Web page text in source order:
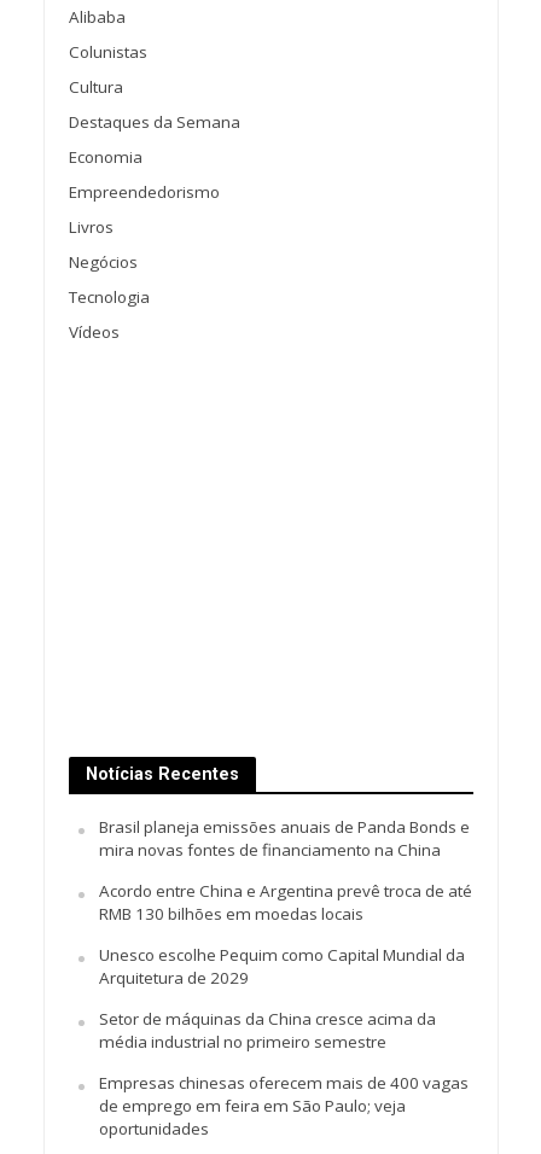
Alibaba
Colunistas
Cultura
Destaques da Semana
Economia
Empreendedorismo
Livros
Negócios
Tecnologia
Vídeos
Notícias Recentes
Brasil planeja emissões anuais de Panda Bonds e
mira novas fontes de financiamento na China
Acordo entre China e Argentina prevê troca de até
RMB 130 bilhões em moedas locais
Unesco escolhe Pequim como Capital Mundial da
Arquitetura de 2029
Setor de máquinas da China cresce acima da
média industrial no primeiro semestre
Empresas chinesas oferecem mais de 400 vagas
de emprego em feira em São Paulo; veja
oportunidades